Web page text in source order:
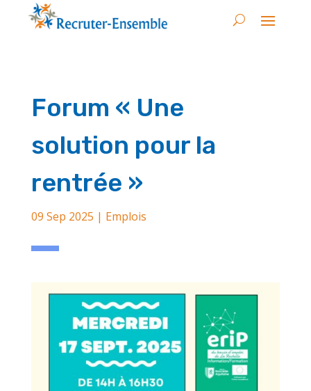
Forum « Une
solution pour la
rentrée »
09 Sep 2025 | Emplois